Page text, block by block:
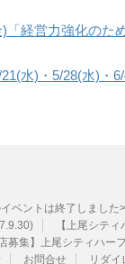
経営力強化のた
水)・5/28(水)・6/
ベントは終了しました
【上尾シテ
募集】上尾シティハー
お問合せ リダイ